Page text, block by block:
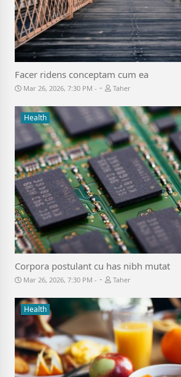
Facer ridens conceptam cum ea
Mar 26, 2026, 7:30 PM - Taher
Health
Corpora postulant cu has nibh mutat
Mar 26, 2026, 7:30 PM - Taher
Health